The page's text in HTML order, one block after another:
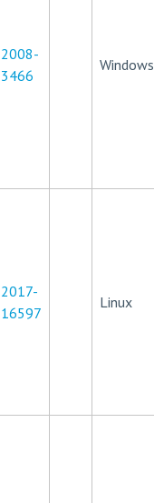
2008-
3466
Windows
2017-
16597
Linux